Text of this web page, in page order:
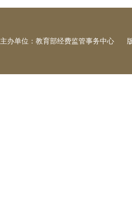
主办单位：教育部经费监管事务中心